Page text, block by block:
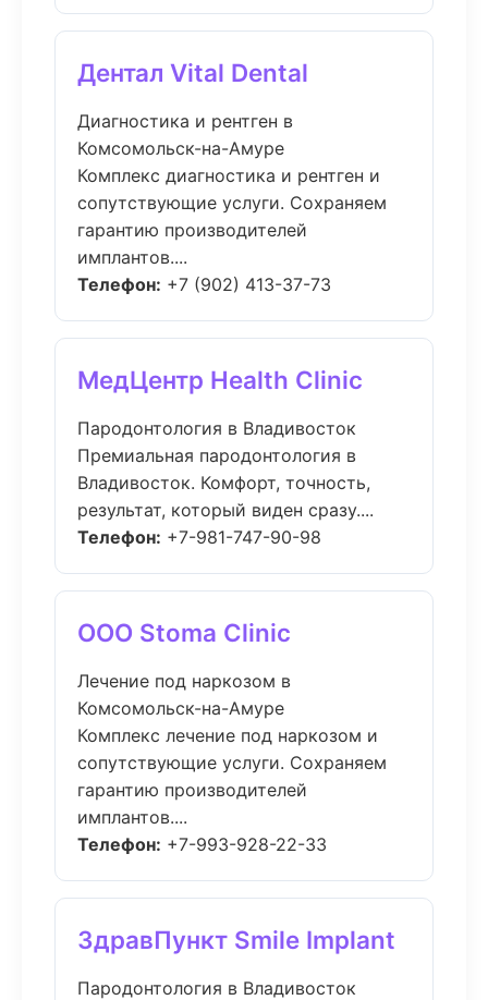
Дентал Vital Dental
Диагностика и рентген в
Комсомольск-на-Амуре
Комплекс диагностика и рентген и
сопутствующие услуги. Сохраняем
гарантию производителей
имплантов....
Телефон: +7 (902) 413-37-73
МедЦентр Health Clinic
Пародонтология в Владивосток
Премиальная пародонтология в
Владивосток. Комфорт, точность,
результат, который виден сразу....
Телефон: +7-981-747-90-98
ООО Stoma Clinic
Лечение под наркозом в
Комсомольск-на-Амуре
Комплекс лечение под наркозом и
сопутствующие услуги. Сохраняем
гарантию производителей
имплантов....
Телефон: +7-993-928-22-33
ЗдравПункт Smile Implant
Пародонтология в Владивосток